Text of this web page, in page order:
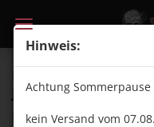
Hinweis:
Achtung Sommerpause
kein Versand vom
Jersey
(Art.Nr.:VN25159)